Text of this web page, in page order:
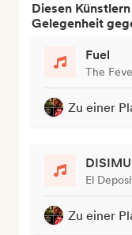
Diesen
Gelegenheit
Fuel
The
Zu einer
El
Zu einer